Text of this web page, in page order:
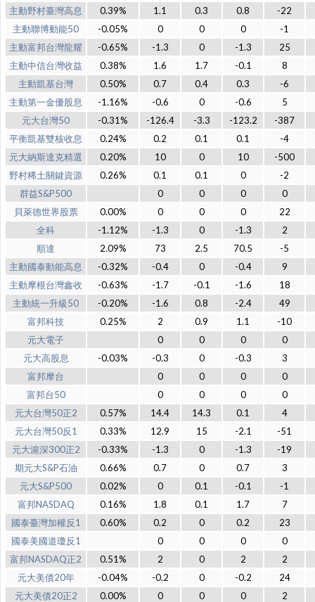
主動野村臺灣高息
0.39% 1.1 0.3 0.8
-22
主動聯博動能50
-0.05% 0 0 0
-1
主動富邦台灣龍耀
-0.65% -1.3 0 -1.3
25
主動中信台灣收益
0.38% 1.6 1.7 -0.1
8
主動凱基台灣
0.50% 0.7 0.4 0.3
-6
主動第一金優股息
-1.16% -0.6 0 -0.6
5
元大台灣50
-0.31% -126.4 -3.3 -123.2
-387
平衡凱基雙核收息
0.24% 0.2 0.1 0.1
-4
元大納斯達克精選
0.20% 10 0 10
-500
野村稀土關鍵資源
0.26% 0.1 0.1 0
-2
群益S&P500
0 0 0
0
貝萊德世界股票
0.00% 0 0 0
22
全科
-1.12% -1.3 0 -1.3
2
順達
2.09% 73 2.5 70.5
-5
主動國泰動能高息
-0.32% -0.4 0 -0.4
9
主動摩根台灣鑫收
-0.63% -1.7 -0.1 -1.6
18
主動統一升級50
-0.20% -1.6 0.8 -2.4
49
富邦科技
0.25% 2 0.9 1.1
-10
元大電子
0 0 0
0
元大高股息
-0.03% -0.3 0 -0.3
3
富邦摩台
0 0 0
0
富邦台50
0 0 0
0
元大台灣50正2
0.57% 14.4 14.3 0.1
4
元大台灣50反1
0.33% 12.9 15 -2.1
-51
元大滬深300正2
-0.33% -1.3 0 -1.3
-19
期元大S&P石油
0.66% 0.7 0 0.7
3
元大S&P500
0.02% 0 0.1 -0.1
-1
富邦NASDAQ
0.16% 1.8 0.1 1.7
7
國泰臺灣加權反1
0.60% 0.2 0 0.2
23
國泰美國道瓊反1
0 0 0
0
富邦NASDAQ正2
0.51% 2 0 2
2
元大美債20年
-0.04% -0.2 0 -0.2
24
元大美債20正2
0.00% 0 0 0
2